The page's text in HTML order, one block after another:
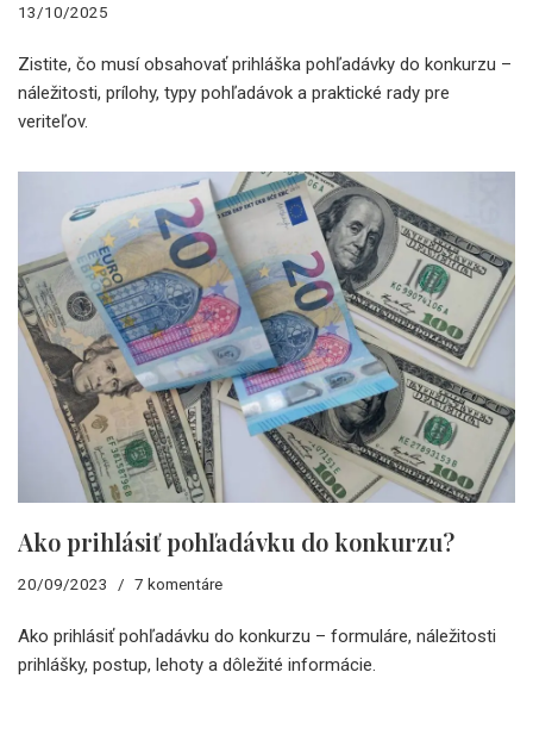
13/10/2025
Zistite, čo musí obsahovať prihláška pohľadávky do konkurzu –
náležitosti, prílohy, typy pohľadávok a praktické rady pre
veriteľov.
Ako prihlásiť pohľadávku do konkurzu?
20/09/2023 7 komentáre
Ako prihlásiť pohľadávku do konkurzu – formuláre, náležitosti
prihlášky, postup, lehoty a dôležité informácie.